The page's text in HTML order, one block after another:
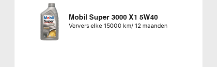
Mobil Super 3000 X1 5W40
Ververs elke 15000 km/ 12 maanden